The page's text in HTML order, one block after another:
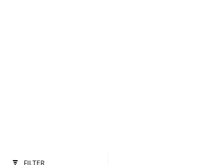
FILTER